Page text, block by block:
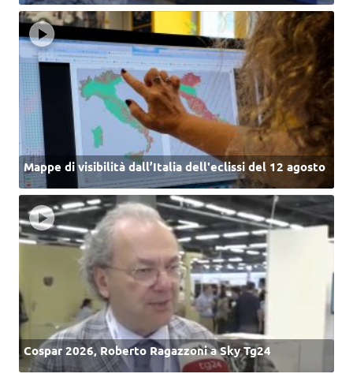
Mappe di visibilità dall’Italia dell'eclissi del 12 agosto
Cospar 2026, Roberto Ragazzoni a Sky Tg24